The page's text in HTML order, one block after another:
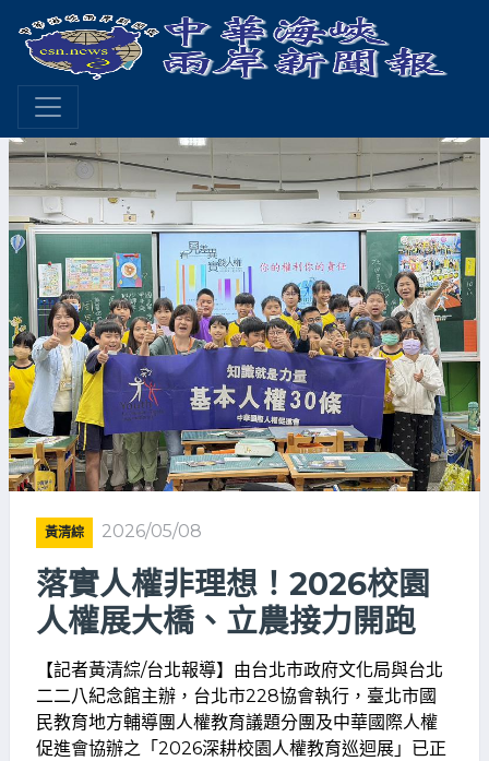
黃清綜 2026/05/08
落實人權非理想！2026校園
人權展大橋、立農接力開跑
【記者黃清綜/台北報導】由台北市政府文化局與台北
二二八紀念館主辦，台北市228協會執行，臺北市國
民教育地方輔導團人權教育議題分團及中華國際人權
促進會協辦之「2026深耕校園人權教育巡迴展」已正